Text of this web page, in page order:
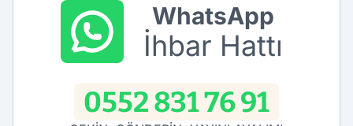
WhatsApp
İhbar Hattı
0552 831 76 91